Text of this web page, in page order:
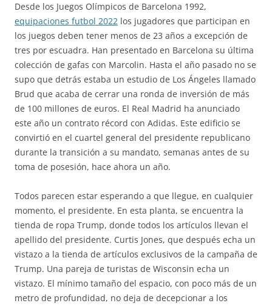
Desde los Juegos Olímpicos de Barcelona 1992,
equipaciones futbol 2022 los jugadores que participan en
los juegos deben tener menos de 23 años a excepción de
tres por escuadra. Han presentado en Barcelona su última
colección de gafas con Marcolin. Hasta el año pasado no se
supo que detrás estaba un estudio de Los Ángeles llamado
Brud que acaba de cerrar una ronda de inversión de más
de 100 millones de euros. El Real Madrid ha anunciado
este año un contrato récord con Adidas. Este edificio se
convirtió en el cuartel general del presidente republicano
durante la transición a su mandato, semanas antes de su
toma de posesión, hace ahora un año.
Todos parecen estar esperando a que llegue, en cualquier
momento, el presidente. En esta planta, se encuentra la
tienda de ropa Trump, donde todos los artículos llevan el
apellido del presidente. Curtis Jones, que después echa un
vistazo a la tienda de artículos exclusivos de la campaña de
Trump. Una pareja de turistas de Wisconsin echa un
vistazo. El mínimo tamaño del espacio, con poco más de un
metro de profundidad, no deja de decepcionar a los